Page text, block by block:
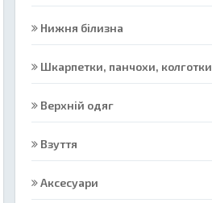
Нижня білизна
Шкарпетки, панчохи, колготки
Верхній одяг
Взуття
Аксесуари